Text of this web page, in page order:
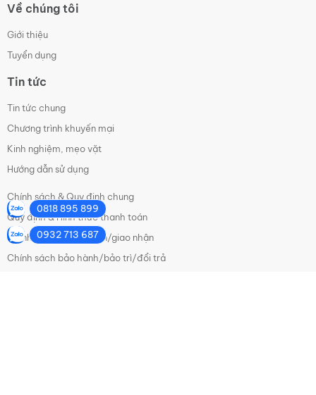
Bộ điều khiển Hanyoung
Về chúng tôi
Giới thiệu
Tuyển dụng
Tin tức
Tin tức chung
Chương trình khuyến mại
Kinh nghiệm, mẹo vặt
Hướng dẫn sử dụng
Chính sách & Quy định chung
Quy định & Hình thức thanh toán
Chính sách vận chuyển/giao nhận
Chính sách bảo hành/bảo trì/đổi trả
0818 895 899
0932 713 687